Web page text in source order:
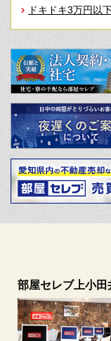
ドキドキ3万円以
部屋セレブ上小田